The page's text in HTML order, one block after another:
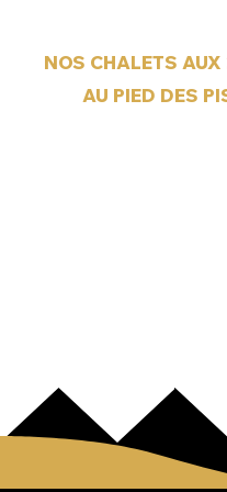
NOS CHALETS AUX
AU PIED DES